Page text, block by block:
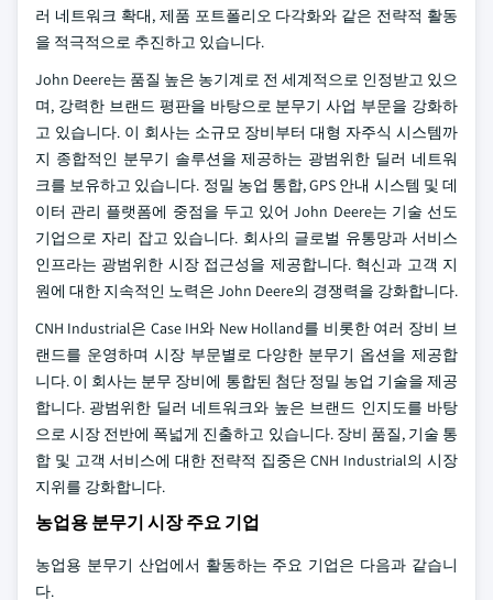
러 네트워크 확대, 제품 포트폴리오 다각화와 같은 전략적 활동
을 적극적으로 추진하고 있습니다.
John Deere는 품질 높은 농기계로 전 세계적으로 인정받고 있으
며, 강력한 브랜드 평판을 바탕으로 분무기 사업 부문을 강화하
고 있습니다. 이 회사는 소규모 장비부터 대형 자주식 시스템까
지 종합적인 분무기 솔루션을 제공하는 광범위한 딜러 네트워
크를 보유하고 있습니다. 정밀 농업 통합, GPS 안내 시스템 및 데
이터 관리 플랫폼에 중점을 두고 있어 John Deere는 기술 선도
기업으로 자리 잡고 있습니다. 회사의 글로벌 유통망과 서비스
인프라는 광범위한 시장 접근성을 제공합니다. 혁신과 고객 지
원에 대한 지속적인 노력은 John Deere의 경쟁력을 강화합니다.
CNH Industrial은 Case IH와 New Holland를 비롯한 여러 장비 브
랜드를 운영하며 시장 부문별로 다양한 분무기 옵션을 제공합
니다. 이 회사는 분무 장비에 통합된 첨단 정밀 농업 기술을 제공
합니다. 광범위한 딜러 네트워크와 높은 브랜드 인지도를 바탕
으로 시장 전반에 폭넓게 진출하고 있습니다. 장비 품질, 기술 통
합 및 고객 서비스에 대한 전략적 집중은 CNH Industrial의 시장
지위를 강화합니다.
농업용 분무기 시장 주요 기업
농업용 분무기 산업에서 활동하는 주요 기업은 다음과 같습니
다.